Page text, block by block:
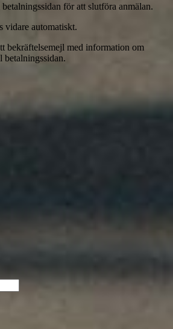
för att slutföra anmälan.
vidare automatiskt.
bekräftelsemejl med information om
betalningssidan.